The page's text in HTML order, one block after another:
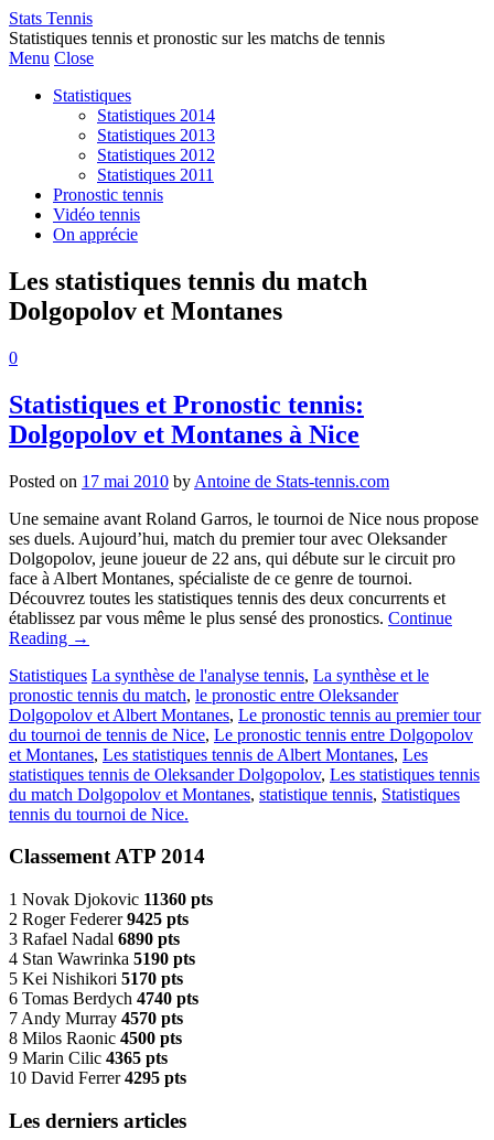
Stats Tennis
Statistiques tennis et pronostic sur les matchs de tennis
Menu Close
Statistiques
Statistiques 2014
Statistiques 2013
Statistiques 2012
Statistiques 2011
Pronostic tennis
Vidéo tennis
On apprécie
Les statistiques tennis du match
Dolgopolov et Montanes
0
Statistiques et Pronostic tennis:
Dolgopolov et Montanes à Nice
Posted on 17 mai 2010 by Antoine de Stats-tennis.com
Une semaine avant Roland Garros, le tournoi de Nice nous propose
ses duels. Aujourd’hui, match du premier tour avec Oleksander
Dolgopolov, jeune joueur de 22 ans, qui débute sur le circuit pro
face à Albert Montanes, spécialiste de ce genre de tournoi.
Découvrez toutes les statistiques tennis des deux concurrents et
établissez par vous même le plus sensé des pronostics. Continue
Reading →
Statistiques La synthèse de l'analyse tennis, La synthèse et le
pronostic tennis du match, le pronostic entre Oleksander
Dolgopolov et Albert Montanes, Le pronostic tennis au premier tour
du tournoi de tennis de Nice, Le pronostic tennis entre Dolgopolov
et Montanes, Les statistiques tennis de Albert Montanes, Les
statistiques tennis de Oleksander Dolgopolov, Les statistiques tennis
du match Dolgopolov et Montanes, statistique tennis, Statistiques
tennis du tournoi de Nice.
Classement ATP 2014
1 Novak Djokovic 11360 pts
2 Roger Federer9425 pts
3 Rafael Nadal 6890 pts
4 Stan Wawrinka 5190 pts
5 Kei Nishikori 5170 pts
6 Tomas Berdych 4740 pts
7 Andy Murray 4570 pts
8 Milos Raonic 4500 pts
9 Marin Cilic 4365 pts
10 David Ferrer4295 pts
Les derniers articles